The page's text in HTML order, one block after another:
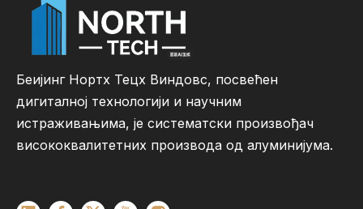
Беијинг Нортх Тецх Виндовс, посвећен
дигиталној технологији и научним
истраживањима, је систематски произвођач
висококвалитетних производа од алуминијума.